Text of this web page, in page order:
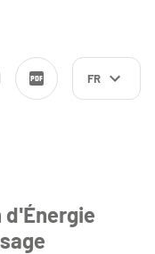
FR
d'Énergie